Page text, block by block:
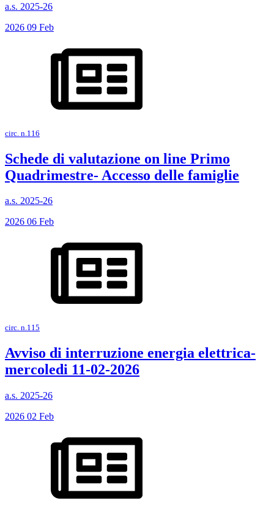
a.s. 2025-26
2026 09 Feb
circ. n.116
Schede di valutazione on line Primo
Quadrimestre- Accesso delle famiglie
a.s. 2025-26
2026 06 Feb
circ. n.115
Avviso di interruzione energia elettrica-
mercoledi 11-02-2026
a.s. 2025-26
2026 02 Feb